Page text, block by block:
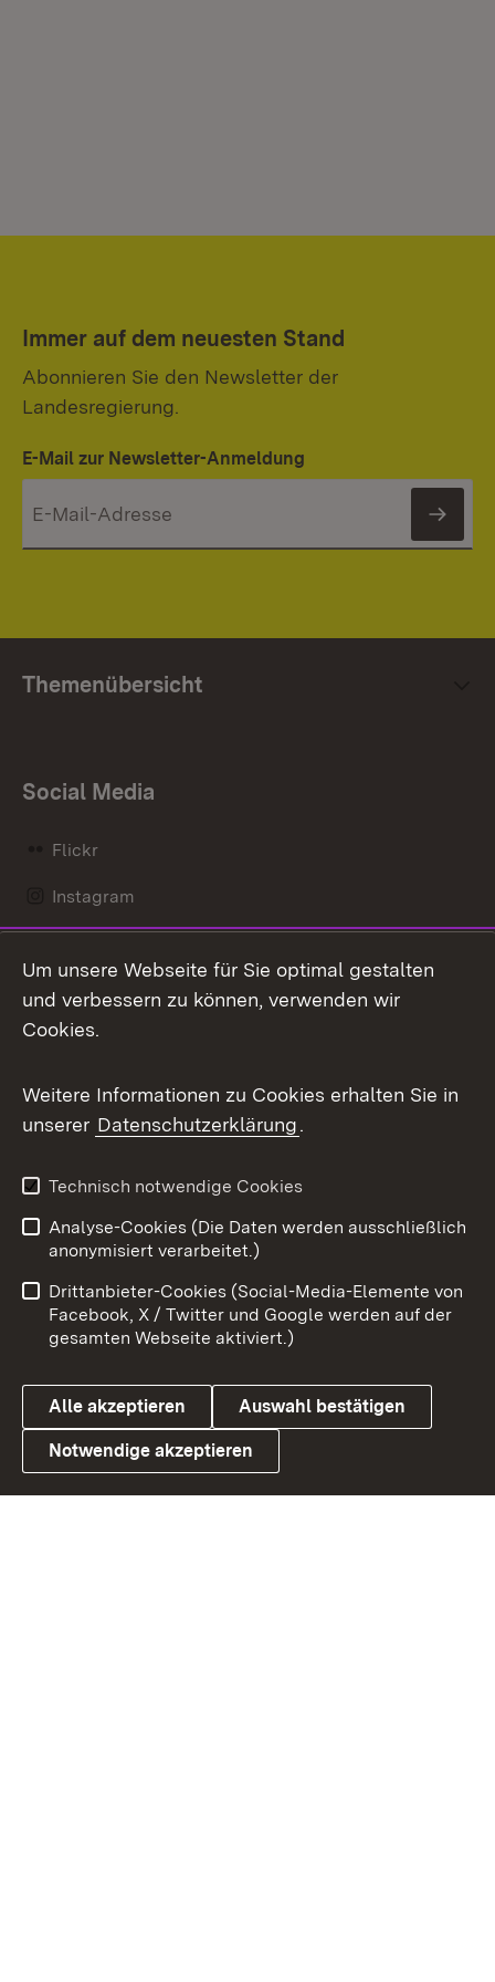
Immer auf dem neuesten Stand
Abonnieren Sie den Newsletter der
Landesregierung.
E-Mail zur Newsletter-Anmeldung
Themenübersicht
Social Media
Flickr
Instagram
Mastodon
Messenger
Social Wall
X / Twitter
Youtube
Link zum Landesportal
Benutzungshinweise
Barrierefreiheit
Datenschutz
Cookies
Um unsere Webseite für Sie optimal gestalten
und verbessern zu können, verwenden wir
Cookies.
Weitere Informationen zu Cookies erhalten Sie in
unserer Datenschutzerklärung.
Technisch notwendige Cookies
Analyse-Cookies (Die Daten werden ausschließlich
anonymisiert verarbeitet.)
Drittanbieter-Cookies (Social-Media-Elemente von
Facebook, X / Twitter und Google werden auf der
gesamten Webseite aktiviert.)
Alle akzeptieren Auswahl bestätigen
Notwendige akzeptieren